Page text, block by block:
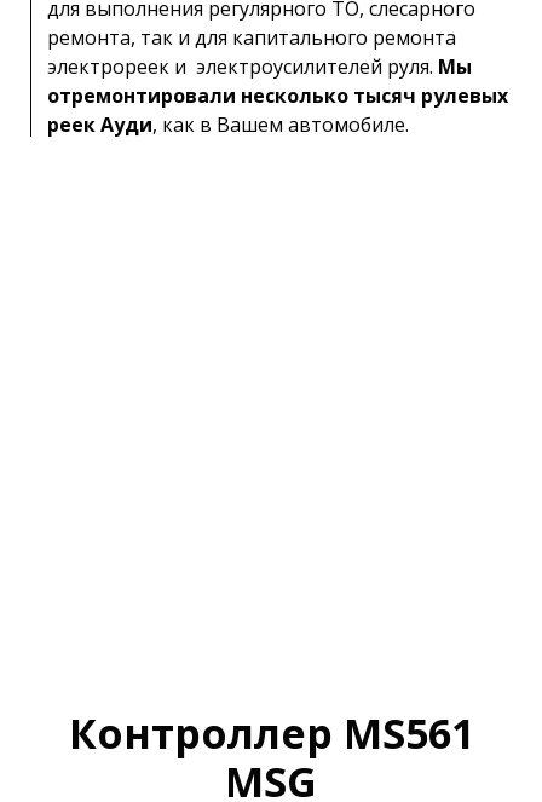
для выполнения регулярного ТО, слесарного
ремонта, так и для капитального ремонта
электрореек и электроусилителей руля. Мы
отремонтировали несколько тысяч рулевых
реек Ауди, как в Вашем автомобиле.
Контроллер MS561
MSG